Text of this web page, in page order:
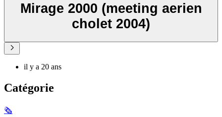
Mirage 2000 (meeting aerien
cholet 2004)
il y a 20 ans
Catégorie
🗞